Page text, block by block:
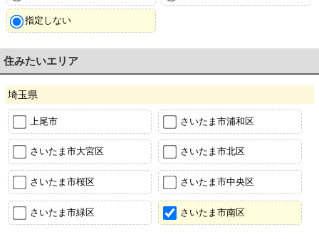
指定しない
住みたいエリア
埼玉県
上尾市 さいたま市浦和区
さいたま市大宮区 さいたま市北区
さいたま市桜区 さいたま市中央区
さいたま市緑区 さいたま市南区